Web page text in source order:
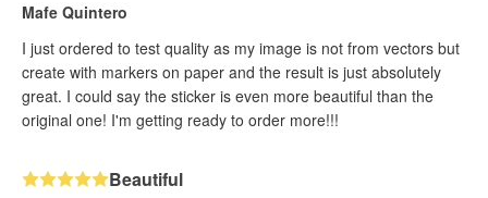
Mafe Quintero
I just ordered to test quality as my image is not from vectors but
create with markers on paper and the result is just absolutely
great. I could say the sticker is even more beautiful than the
original one! I'm getting ready to order more!!!
Beautiful